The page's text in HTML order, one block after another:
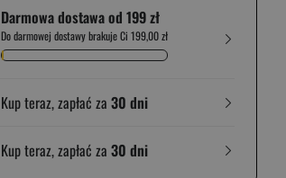
Darmowa dostawa od 199 zł
Do darmowej dostawy brakuje Ci 199,00 zł
Kup teraz, zapłać za 30 dni
Kup teraz, zapłać za 30 dni